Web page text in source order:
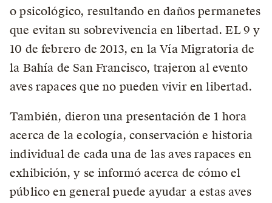
o psicológico, resultando en daños permanetes
que evitan su sobrevivencia en libertad. EL 9 y
10 de febrero de 2013, en la Vía Migratoria de
la Bahía de San Francisco, trajeron al evento
aves rapaces que no pueden vivir en libertad.
También, dieron una presentación de 1 hora
acerca de la ecología, conservación e historia
individual de cada una de las aves rapaces en
exhibición, y se informó acerca de cómo el
público en general puede ayudar a estas aves